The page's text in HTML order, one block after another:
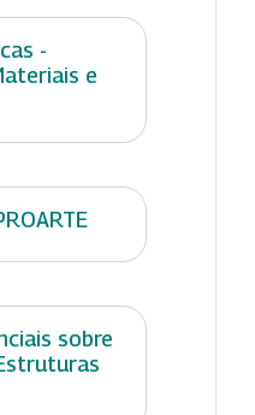
-
e
sobre